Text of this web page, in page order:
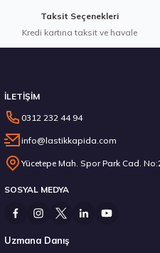
12.471,80 ₺
Taksit Seçenekleri
Kredi kartına taksit ve havale
İLETİŞİM
0312 232 44 94
info@lastikkapida.com
Yücetepe Mah. Spor Park Cad.
SOSYAL MEDYA
Uzmana Danış